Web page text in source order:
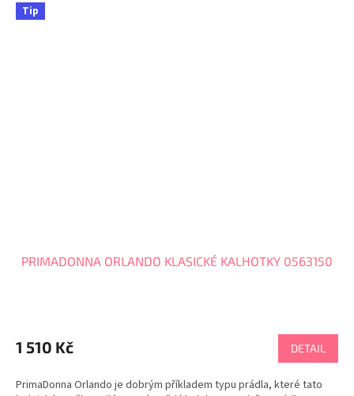
Tip
PRIMADONNA ORLANDO KLASICKÉ KALHOTKY 0563150
1 510 Kč DETAIL
PrimaDonna Orlando je dobrým příkladem typu prádla, které tato